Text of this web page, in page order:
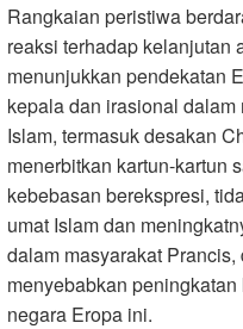
Rangkaian peristiwa
reaksi terhadap kelanjutan
menunjukkan pendekatan
kepala dan irasional
Islam, termasuk desakan
menerbitkan kartun-kartun
kebebasan berekspresi,
umat Islam dan
dalam masyarakat
menyebabkan
negara Eropa ini.